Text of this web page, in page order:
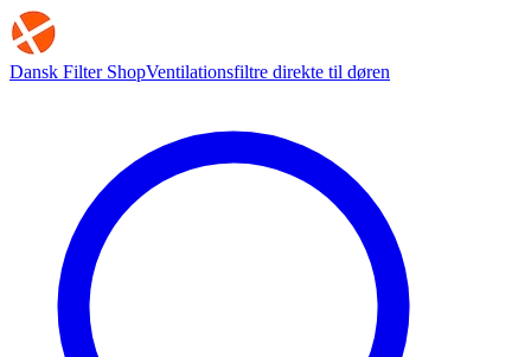
Dansk Filter ShopVentilationsfiltre direkte til døren